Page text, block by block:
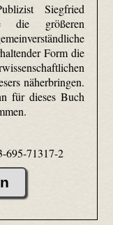
Siegfried
die größeren
Form die
näherbringen.
für dieses Buch
695-71317-2